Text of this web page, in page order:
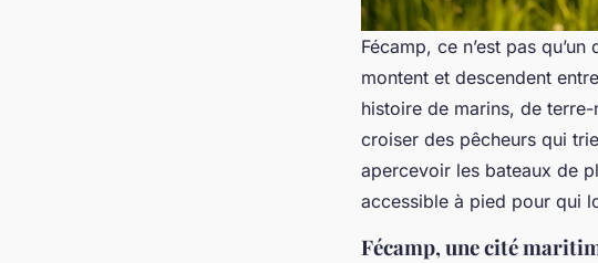
Fécamp, ce n’est pas
montent et descendent
histoire de marins, de
croiser des pêcheurs qui
apercevoir les bateaux de
accessible à pied pour qui
Fécamp, une cité